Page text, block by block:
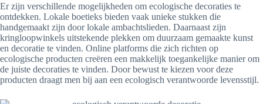
Er zijn verschillende mogelijkheden om ecologische decoraties te
ontdekken. Lokale boetieks bieden vaak unieke stukken die
handgemaakt zijn door lokale ambachtslieden. Daarnaast zijn
kringloopwinkels uitstekende plekken om duurzaam gemaakte kunst
en decoratie te vinden. Online platforms die zich richten op
ecologische producten creëren een makkelijk toegankelijke manier om
de juiste decoraties te vinden. Door bewust te kiezen voor deze
producten draagt men bij aan een ecologisch verantwoorde levensstijl.